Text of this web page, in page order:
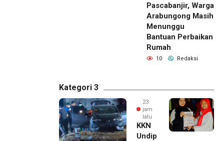
Pascabanjir, Warga
Arabungong Masih
Menunggu
Bantuan Perbaikan
Rumah
10 Redaksi
Kategori 3
23
jam
lalu
KKN
Undip